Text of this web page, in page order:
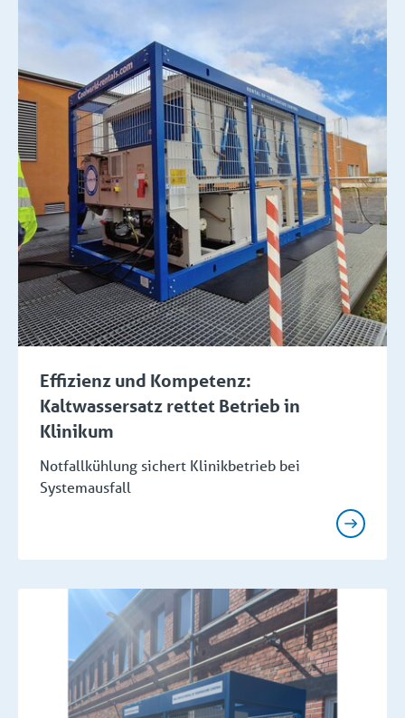
Effizienz und Kompetenz:
Kaltwassersatz rettet Betrieb in
Klinikum
Notfallkühlung sichert Klinikbetrieb bei
Systemausfall